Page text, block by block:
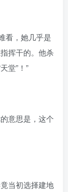
看，她几乎是
挥干的。他杀
堂”！”
意思是，这个
当初选择建地